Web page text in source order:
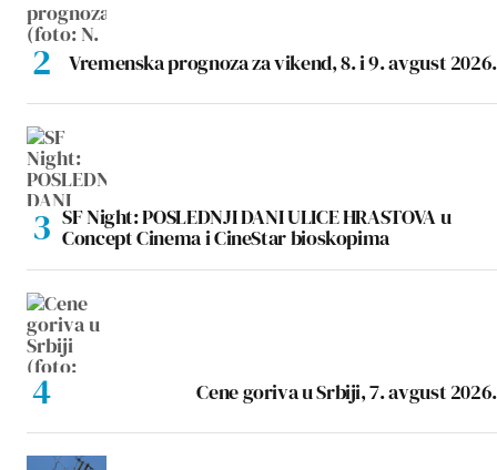
Vremenska prognoza za vikend, 8. i 9. avgust 2026.
SF Night: POSLEDNJI DANI ULICE HRASTOVA u
Concept Cinema i CineStar bioskopima
Cene goriva u Srbiji, 7. avgust 2026.